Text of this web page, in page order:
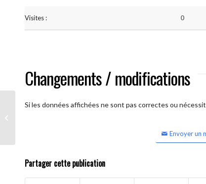
Visites : 0
Changements / modifications
Si les données affichées ne sont pas correctes ou
Envoyer un
Partager cette publication